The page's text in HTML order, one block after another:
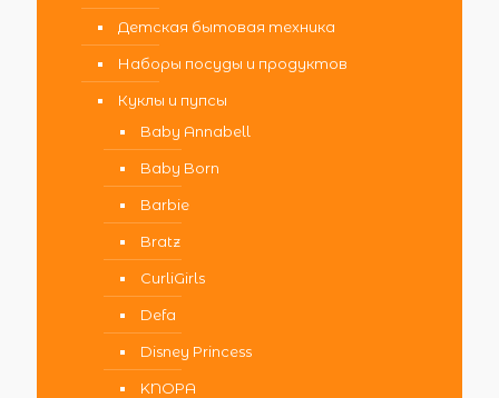
Детская бытовая техника
Наборы посуды и продуктов
Куклы и пупсы
Baby Annabell
Baby Born
Barbie
Bratz
CurliGirls
Defa
Disney Princess
KNOPA